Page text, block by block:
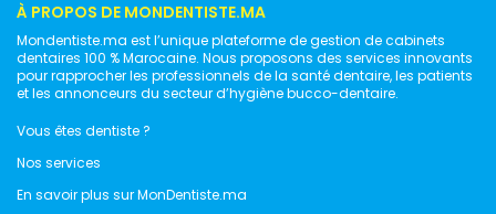
À PROPOS DE MONDENTISTE.MA
Mondentiste.ma est l’unique plateforme de gestion de cabinets
dentaires 100 % Marocaine. Nous proposons des services innovants
pour rapprocher les professionnels de la santé dentaire, les patients
et les annonceurs du secteur d’hygiène bucco-dentaire.
Vous êtes dentiste ?
Nos services
En savoir plus sur MonDentiste.ma